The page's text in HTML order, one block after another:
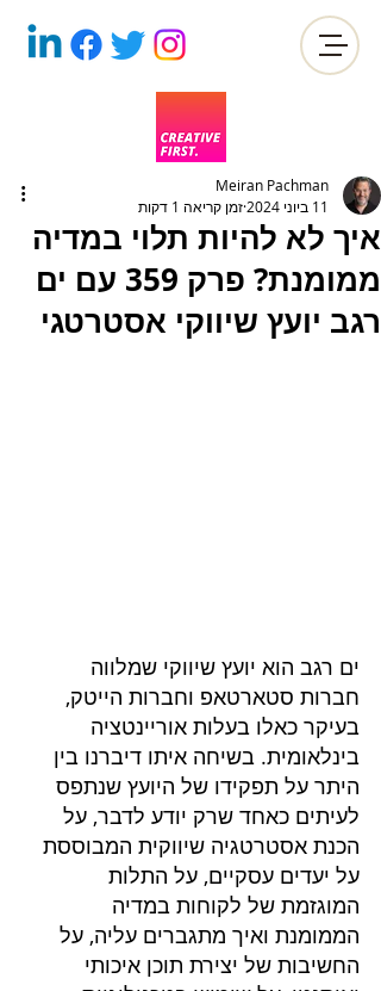
איך לא להיות תלוי במדיה
ממומנת? פרק 359 עם ים
רגב יועץ שיווקי אסטרטגי
Meiran Pachman
11 ביוני 2024
זמן קריאה 1 דקות
ים רגב הוא יועץ שיווקי שמלווה
חברות סטארטאפ וחברות הייטק,
בעיקר כאלו בעלות אוריינטציה
בינלאומית. בשיחה איתו דיברנו בין
היתר על תפקידו של היועץ שנתפס
לעיתים כאחד שרק יודע לדבר, על
הכנת אסטרטגיה שיווקית המבוססת
על יעדים עסקיים, על התלות
המוגזמת של לקוחות במדיה
הממומנת ואיך מתגברים עליה, על
החשיבות של יצירת תוכן איכותי